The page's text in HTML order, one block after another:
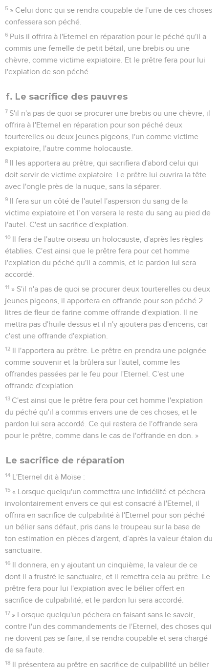
5 » Celui donc qui se rendra coupable de l'une de ces choses
confessera son péché.
6 Puis il offrira à l'Eternel en réparation pour le péché qu'il a
commis une femelle de petit bétail, une brebis ou une
chèvre, comme victime expiatoire. Et le prêtre fera pour lui
l'expiation de son péché.
f. Le sacrifice des pauvres
7 S'il n'a pas de quoi se procurer une brebis ou une chèvre, il
offrira à l'Eternel en réparation pour son péché deux
tourterelles ou deux jeunes pigeons, l'un comme victime
expiatoire, l'autre comme holocauste.
8 Il les apportera au prêtre, qui sacrifiera d'abord celui qui
doit servir de victime expiatoire. Le prêtre lui ouvrira la tête
avec l'ongle près de la nuque, sans la séparer.
9 Il fera sur un côté de l'autel l'aspersion du sang de la
victime expiatoire et l’on versera le reste du sang au pied de
l'autel. C'est un sacrifice d'expiation.
10 Il fera de l'autre oiseau un holocauste, d'après les règles
établies. C'est ainsi que le prêtre fera pour cet homme
l'expiation du péché qu'il a commis, et le pardon lui sera
accordé.
11 » S'il n'a pas de quoi se procurer deux tourterelles ou deux
jeunes pigeons, il apportera en offrande pour son péché 2
litres de fleur de farine comme offrande d'expiation. Il ne
mettra pas d'huile dessus et il n'y ajoutera pas d'encens, car
c'est une offrande d'expiation.
12 Il l'apportera au prêtre. Le prêtre en prendra une poignée
comme souvenir et la brûlera sur l'autel, comme les
offrandes passées par le feu pour l'Eternel. C'est une
offrande d'expiation.
13 C'est ainsi que le prêtre fera pour cet homme l'expiation
du péché qu'il a commis envers une de ces choses, et le
pardon lui sera accordé. Ce qui restera de l'offrande sera
pour le prêtre, comme dans le cas de l'offrande en don. »
Le sacrifice de réparation
14 L'Eternel dit à Moïse :
15 « Lorsque quelqu'un commettra une infidélité et péchera
involontairement envers ce qui est consacré à l'Eternel, il
offrira en sacrifice de culpabilité à l'Eternel pour son péché
un bélier sans défaut, pris dans le troupeau sur la base de
ton estimation en pièces d'argent, d’après la valeur étalon du
sanctuaire.
16 Il donnera, en y ajoutant un cinquième, la valeur de ce
dont il a frustré le sanctuaire, et il remettra cela au prêtre. Le
prêtre fera pour lui l'expiation avec le bélier offert en
sacrifice de culpabilité, et le pardon lui sera accordé.
17 » Lorsque quelqu'un péchera en faisant sans le savoir,
contre l'un des commandements de l'Eternel, des choses qui
ne doivent pas se faire, il se rendra coupable et sera chargé
de sa faute.
18 Il présentera au prêtre en sacrifice de culpabilité un bélier